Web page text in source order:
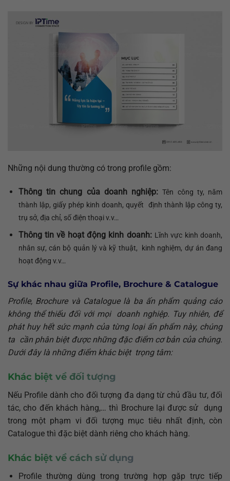
Những nội dung thường có trong profile gồm:
Thông tin chung của doanh nghiệp:Tên công ty, năm
thành lập, giấy phép kinh doanh, quyết định thành lập công ty,
trụ sở, địa chỉ, số điện thoại v.v…
Thông tin về hoạt động kinh doanh: Lĩnh vực kinh doanh,
nhân sự, cán bộ quản lý và kỹ thuật, kinh nghiệm, dự án đang
hoạt động v.v…
Sự khác nhau giữa Profile, Brochure & Catalogue
Profile, Brochure và Catalogue là ba ấn phẩm quảng cáo
không thể thiếu đối với mọi doanh nghiệp. Tuy nhiên, để
phát huy hết sức mạnh của từng loại ấn phẩm này, chúng
ta cần phân biệt được những đặc điểm cơ bản của chúng.
Dưới đây là những điểm khác biệt trọng tâm:
Khác biệt về đối tượng
Nếu Profile dành cho đối tượng đa dạng từ chủ đầu tư, đối
tác, cho đến khách hàng,… thì Brochure lại được sử dụng
trong một phạm vi đối tượng mục tiêu nhất định, còn
Catalogue thì đặc biệt dành riêng cho khách hàng.
Khác biệt về cách sử dụng
Profile thường dùng trong trường hợp gặp trực tiếp